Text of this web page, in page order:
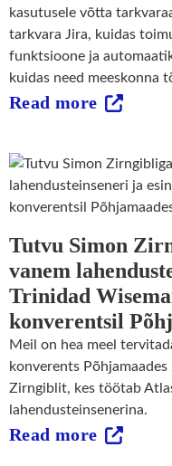
kasutusele võtta
tarkvara Jira, kuidas
funktsioone ja
kuidas need meeskonna
Read more
Tutvu Simon
vanem
Trinidad
konverentsil
Meil on hea meel
konverents
Zirngiblit, kes töötab
lahendusteinsenerina.
Read more